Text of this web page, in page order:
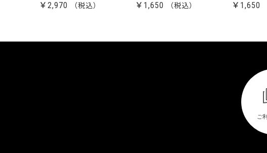
￥2,970 ￥1,650 ￥1,650